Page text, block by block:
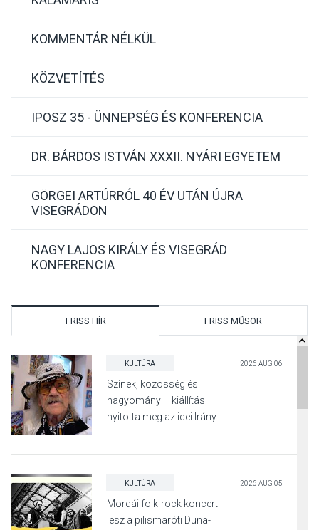
KOMMENTÁR NÉLKÜL
KÖZVETÍTÉS
IPOSZ 35 - ÜNNEPSÉG ÉS KONFERENCIA
DR. BÁRDOS ISTVÁN XXXII. NYÁRI EGYETEM
GÖRGEI ARTÚRRÓL 40 ÉV UTÁN ÚJRA
VISEGRÁDON
NAGY LAJOS KIRÁLY ÉS VISEGRÁD
KONFERENCIA
FRISS HÍR FRISS MŰSOR
KULTÚRA 2026 AUG 06
Színek, közösség és
hagyomány – kiállítás
nyitotta meg az idei Irány
KULTÚRA 2026 AUG 05
Mordái folk-rock koncert
lesz a pilismaróti Duna-